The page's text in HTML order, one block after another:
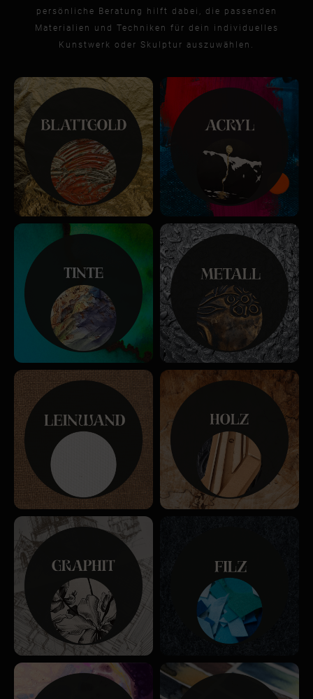
persönliche Beratung hilft dabei, die passenden
Materialien und Techniken für dein individuelles
Kunstwerk oder Skulptur auszuwählen.